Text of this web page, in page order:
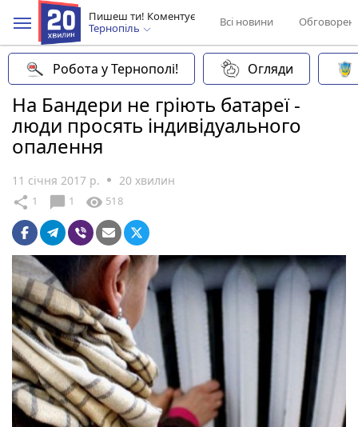
Пишеш ти! Коментує
Тернопіль
Всі новини
Робота у Тернополі! Огляди
На Бандери не гріють батареї -
люди просять індивідуального
опалення
11 січня 2017 р. 20 хвилин
share 1 chat_bubble 1 visibility 518